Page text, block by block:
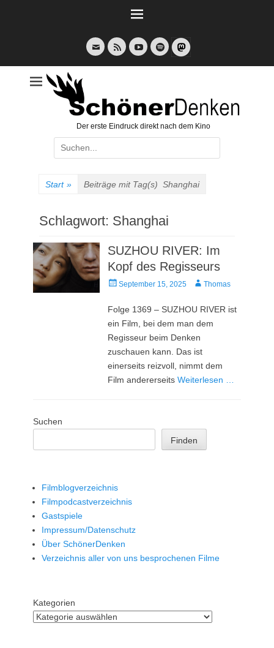
E-
Mail
Feed YouTubeSpotify
Der erste Eindruck direkt nach dem Kino
Suche
nach:
Start » Beiträge mit Tag(s) Shanghai
Schlagwort: Shanghai
SUZHOU RIVER: Im
Kopf des Regisseurs
Veröffentlicht
September 15, 2025 AutorThomas
Folge 1369 – SUZHOU RIVER ist
ein Film, bei dem man dem
Regisseur beim Denken
zuschauen kann. Das ist
einerseits reizvoll, nimmt dem
Film andererseitsWeiterlesen …
Suchen
Finden
Filmblogverzeichnis
Filmpodcastverzeichnis
Gastspiele
Impressum/Datenschutz
Über SchönerDenken
Verzeichnis aller von uns besprochenen Filme
Kategorien